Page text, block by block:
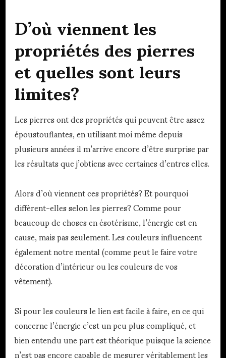
D’où viennent les
propriétés des pierres
et quelles sont leurs
limites?
Les pierres ont des propriétés qui peuvent être assez
époustouflantes, en utilisant moi même depuis
plusieurs années il m’arrive encore d’être surprise par
les résultats que j’obtiens avec certaines d’entres elles.
Alors d’où viennent ces propriétés? Et pourquoi
diffèrent-elles selon les pierres? Comme pour
beaucoup de choses en ésotérisme, l’énergie est en
cause, mais pas seulement. Les couleurs influencent
également notre mental (comme peut le faire votre
décoration d’intérieur ou les couleurs de vos
vêtement).
Si pour les couleurs le lien est facile à faire, en ce qui
concerne l’énergie c’est un peu plus compliqué, et
bien entendu une part est théorique puisque la science